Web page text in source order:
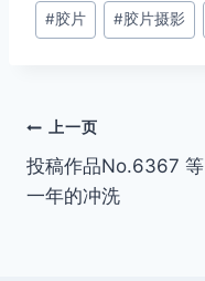
标
#胶片 #胶片摄影
文
章
上一页
投稿作品No.6367 等
一年的冲洗